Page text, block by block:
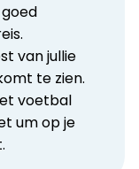
van jullie
te zien.
voetbal
um op je